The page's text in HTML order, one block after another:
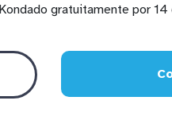
gratuitamente por 14